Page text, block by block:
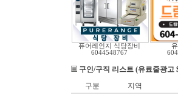
퓨어레인지 식당장비
6044548767
구인/구직 리스트 (유료줄광고
구분
지역